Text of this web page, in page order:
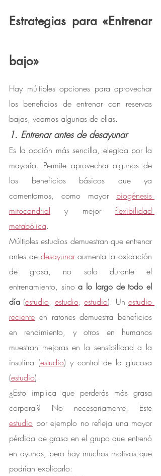
Estrategias para «Entrenar
bajo»
Hay múltiples opciones para aprovechar
los beneficios de entrenar con reservas
bajas, veamos algunas de ellas.
1. Entrenar antes de desayunar
Es la opción más sencilla, elegida por la
mayoría. Permite aprovechar algunos de
los beneficios básicos que ya
comentamos, como mayor biogénesis
mitocondrial y mejor flexibilidad
metabólica.
Múltiples estudios demuestran que entrenar
antes de desayunar aumenta la oxidación
de grasa, no solo durante el
entrenamiento, sino a lo largo de todo el
día (estudio, estudio, estudio). Un estudio
reciente en ratones demuestra beneficios
en rendimiento, y otros en humanos
muestran mejoras en la sensibilidad a la
insulina (estudio) y control de la glucosa
(estudio).
¿Esto implica que perderás más grasa
estudio por ejemplo no refleja una mayor
pérdida de grasa en el grupo que entrenó
en ayunas, pero hay muchos motivos que
podrían explicarlo: